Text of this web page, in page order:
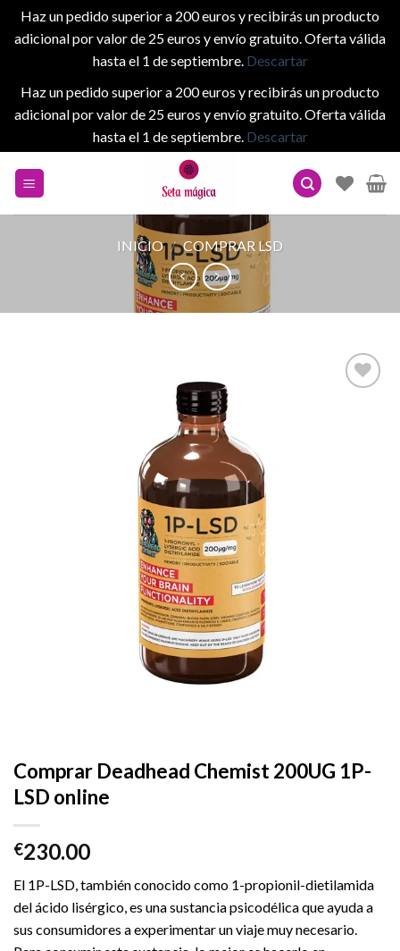
Haz un pedido superior a 200 euros y recibirás un producto
adicional por valor de 25 euros y envío gratuito. Oferta válida
hasta el 1 de septiembre. Descartar
Haz un pedido superior a 200 euros y recibirás un producto
adicional por valor de 25 euros y envío gratuito. Oferta válida
hasta el 1 de septiembre. Descartar
INICIO / COMPRAR LSD
Comprar Deadhead Chemist 200UG 1P-
LSD online
€230.00
El 1P-LSD, también conocido como 1-propionil-dietilamida
del ácido lisérgico, es una sustancia psicodélica que ayuda a
sus consumidores a experimentar un viaje muy necesario.